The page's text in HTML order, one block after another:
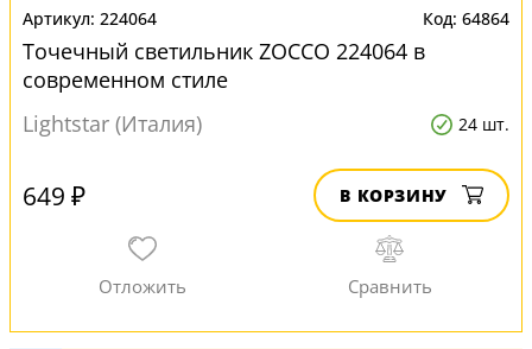
224064 64864
Точечный светильник ZOCCO 224064 в
современном стиле
Lightstar (Италия)
24 шт.
649 ₽ В КОРЗИНУ